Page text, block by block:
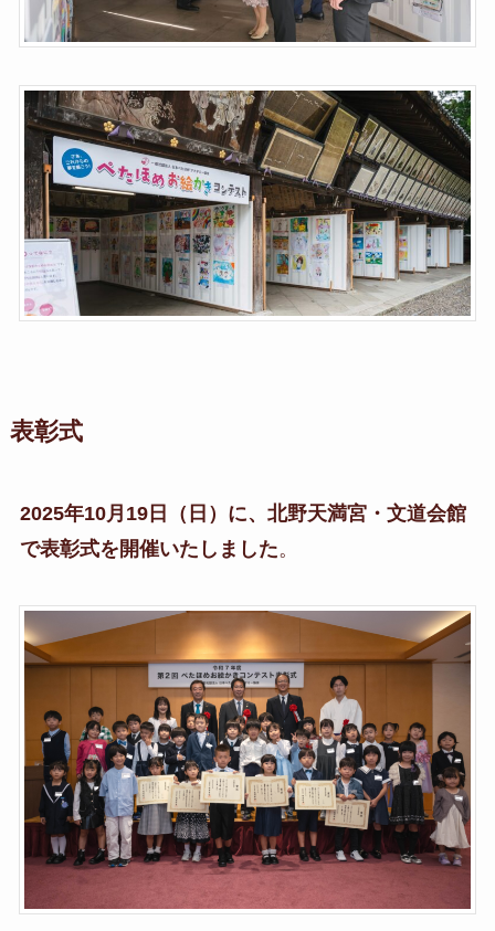
表彰式
2025年10月19日（日）に、北野天満宮・文道会館
で表彰式を開催いたしました。